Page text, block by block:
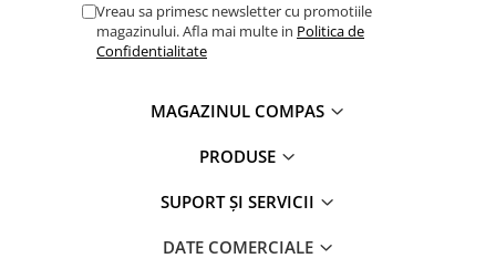
Vreau sa primesc newsletter cu promotiile
magazinului. Afla mai multe in Politica de
Confidentialitate
MAGAZINUL COMPAS
PRODUSE
SUPORT ȘI SERVICII
DATE COMERCIALE